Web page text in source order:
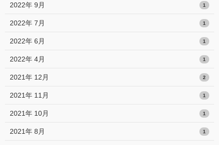
2022年 9月 1
2022年 7月 1
2022年 6月 1
2022年 4月 1
2021年 12月 2
2021年 11月 1
2021年 10月 1
2021年 8月 1